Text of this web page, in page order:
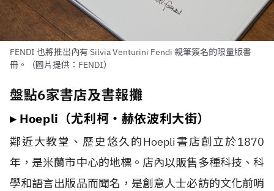
FENDI 也將推出內有 Silvia Venturini Fendi 親筆簽名的限量版書
冊。（圖片提供：FENDI）
盤點6家書店及書報攤
▸ Hoepli（尤利柯‧赫依波利大街）
鄰近大教堂、歷史悠久的Hoepli書店創立於1870
年，是米蘭市中心的地標。店內以販售多種科技、科
學和語言出版品而聞名，是創意人士必訪的文化前哨